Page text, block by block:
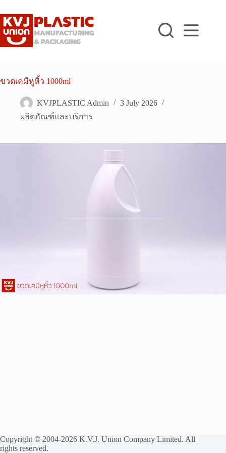
to
content
ขวดเคมีหูหิ้ว 1000ml
KVJPLASTIC Admin
3 July 2026
ผลิตภัณฑ์และบริการ
Copyright © 2004-2026 K.V.J. Union Company Limited. All
rights reserved.